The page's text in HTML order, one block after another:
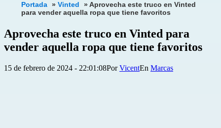
Portada » Vinted »Aprovecha este truco en Vinted
para vender aquella ropa que tiene favoritos
Aprovecha este truco en Vinted para
vender aquella ropa que tiene favoritos
Publicada
15 de febrero de 2024 - 22:01:08PorVicent
Categorizado
Marcas